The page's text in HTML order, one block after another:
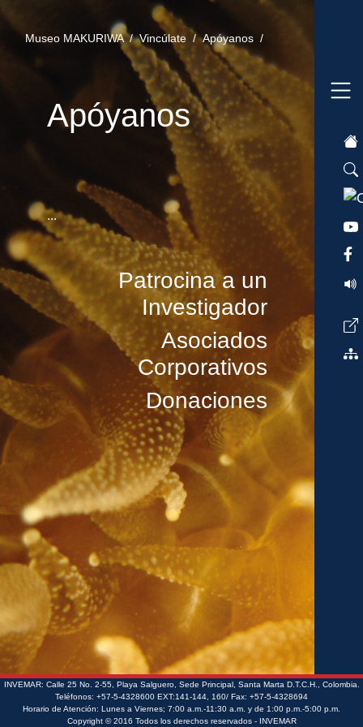
Museo MAKURIWA /Vincúlate /Apóyanos /
Apóyanos
...
Patrocina a un
Investigador
Asociados
Corporativos
Donaciones
INVEMAR: Calle 25 No. 2-55, Playa Salguero, Sede Principal, Santa Marta D.T.C.H., Colombia.
Teléfonos: +57-5-4328600 EXT:141-144, 160/ Fax: +57-5-4328694
Horario de Atención: Lunes a Viernes; 7:00 a.m.-11:30 a.m. y de 1:00 p.m.-5:00 p.m.
Copyright © 2016 Todos los derechos reservados - INVEMAR